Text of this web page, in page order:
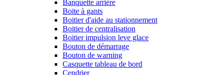
Banquette arrière
Boite à gants
Boitier d'aide au stationnement
Boitier de centralisation
Boitier impulsion leve glace
Bouton de démarrage
Bouton de warning
Casquette tableau de bord
Cendrier